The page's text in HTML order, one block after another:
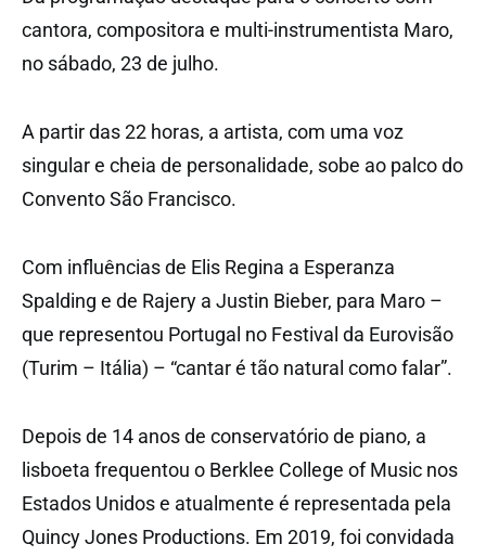
cantora, compositora e multi-instrumentista Maro,
no sábado, 23 de julho.
A partir das 22 horas, a artista, com uma voz
singular e cheia de personalidade, sobe ao palco do
Convento São Francisco.
Com influências de Elis Regina a Esperanza
Spalding e de Rajery a Justin Bieber, para Maro –
que representou Portugal no Festival da Eurovisão
(Turim – Itália) – “cantar é tão natural como falar”.
Depois de 14 anos de conservatório de piano, a
lisboeta frequentou o Berklee College of Music nos
Estados Unidos e atualmente é representada pela
Quincy Jones Productions. Em 2019, foi convidada